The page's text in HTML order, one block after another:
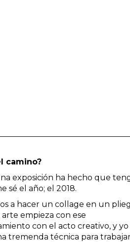
camino?
exposición ha hecho que
sé el año; el 2018.
a hacer un collage en un
empieza con ese
con el acto creativo, y yo
tremenda técnica para